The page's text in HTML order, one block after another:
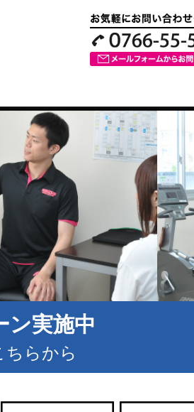
ン実施中
ちらから